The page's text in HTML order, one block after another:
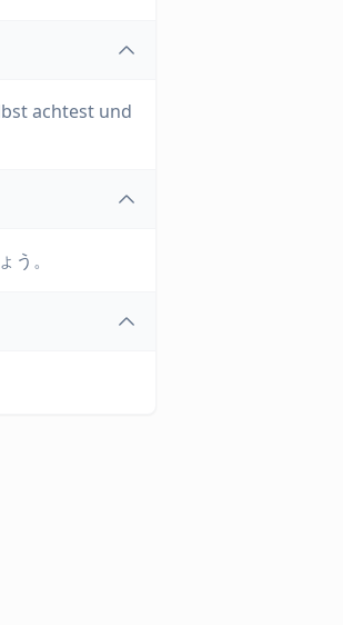
achtest und
。